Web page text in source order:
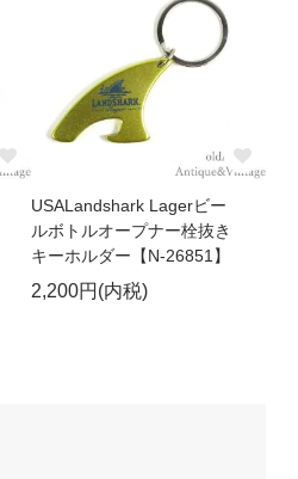
USALandshark Lagerビー
ルボトルオープナー栓抜き
キーホルダー【N-26851】
2,200円(内税)